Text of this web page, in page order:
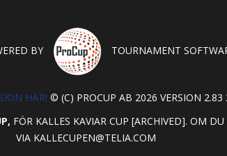
BY TOURNAMENT
HÄR! © (C) PROCUP AB 2026 VERSION 2.83
FÖR KALLES KAVIAR CUP [ARCHIVED]. OM
VIA KALLECUPEN@TELIA.COM